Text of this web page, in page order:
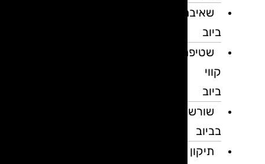
שאיבת
ביוב
שטיפת
קווי
ביוב
שורשים
בביוב
תיקון